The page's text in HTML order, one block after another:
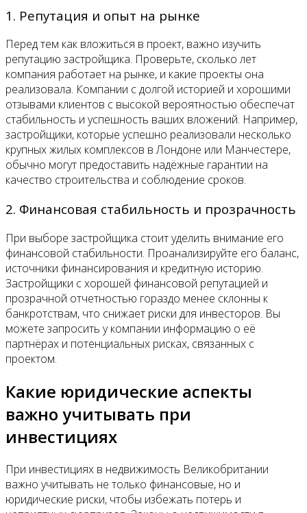
1. Репутация и опыт на рынке
Перед тем как вложиться в проект, важно изучить
репутацию застройщика. Проверьте, сколько лет
компания работает на рынке, и какие проекты она
реализовала. Компании с долгой историей и хорошими
отзывами клиентов с высокой вероятностью обеспечат
стабильность и успешность ваших вложений. Например,
застройщики, которые успешно реализовали несколько
крупных жилых комплексов в Лондоне или Манчестере,
обычно могут предоставить надёжные гарантии на
качество строительства и соблюдение сроков.
2. Финансовая стабильность и прозрачность
При выборе застройщика стоит уделить внимание его
финансовой стабильности. Проанализируйте его баланс,
источники финансирования и кредитную историю.
Застройщики с хорошей финансовой репутацией и
прозрачной отчетностью гораздо менее склонны к
банкротствам, что снижает риски для инвесторов. Вы
можете запросить у компании информацию о её
партнёрах и потенциальных рисках, связанных с
проектом.
Какие юридические аспекты
важно учитывать при
инвестициях
При инвестициях в недвижимость Великобритании
важно учитывать не только финансовые, но и
юридические риски, чтобы избежать потерь и